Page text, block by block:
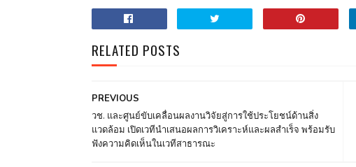
RELATED POSTS
PREVIOUS
วช. และศูนย์ขับเคลื่อนผลงานวิจัยสู่การใช้ประโยชน์ด้านสิ่ง
แวดล้อม เปิดเวทีนำเสนอผลการวิเคราะห์และผลสำเร็จ พร้อมรับ
ฟังความคิดเห็นในเวทีสาธารณะ